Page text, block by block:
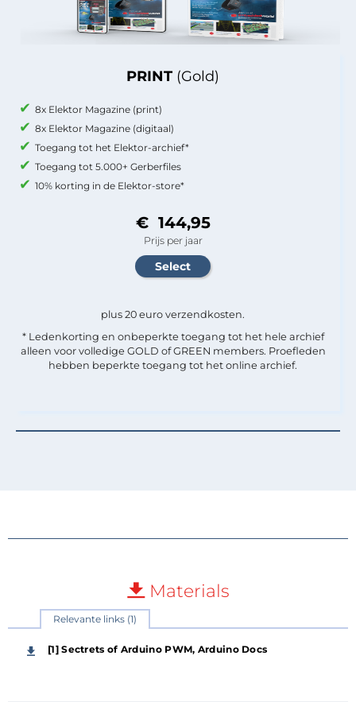
PRINT (Gold)
8x Elektor Magazine (print)
8x Elektor Magazine (digitaal)
Toegang tot het Elektor-archief*
Toegang tot 5.000+ Gerberfiles
10% korting in de Elektor-store*
€ 144,95
Prijs per jaar
plus 20 euro verzendkosten.
* Ledenkorting en onbeperkte toegang tot het hele archief
alleen voor volledige GOLD of GREEN members. Proefleden
hebben beperkte toegang tot het online archief.
Materials
Relevante links (1)
[1] Sectrets of Arduino PWM, Arduino Docs